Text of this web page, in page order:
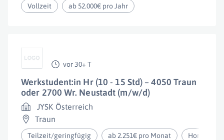
Vollzeit ab 52.000€ pro Jahr
vor 30+ T
Werkstudent:in Hr (10 - 15 Std) – 4050 Traun
oder 2700 Wr. Neustadt (m/w/d)
JYSK Österreich
Traun
Teilzeit/geringfügig ab 2.251€ pro Monat